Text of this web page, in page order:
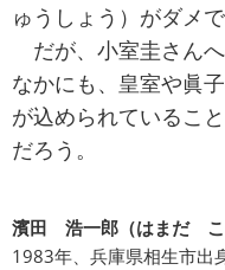
ゅうしょう）がダメ
だが、小室圭さん
なかにも、皇室や眞
が込められているこ
だろう。
濱田 浩一郎（はまだ こ
1983年、兵庫県相生市出